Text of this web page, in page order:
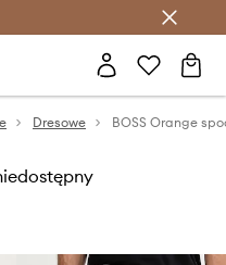
Club >
Dresowe